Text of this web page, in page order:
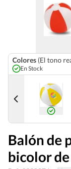
Colores (El tono
En Stock
Balón de
bicolor